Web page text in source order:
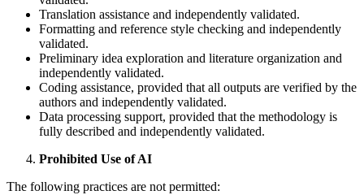
Translation assistance and independently validated.
Formatting and reference style checking and independently
validated.
Preliminary idea exploration and literature organization and
independently validated.
Coding assistance, provided that all outputs are verified by the
authors and independently validated.
Data processing support, provided that the methodology is
fully described and independently validated.
Prohibited Use of AI
The following practices are not permitted: